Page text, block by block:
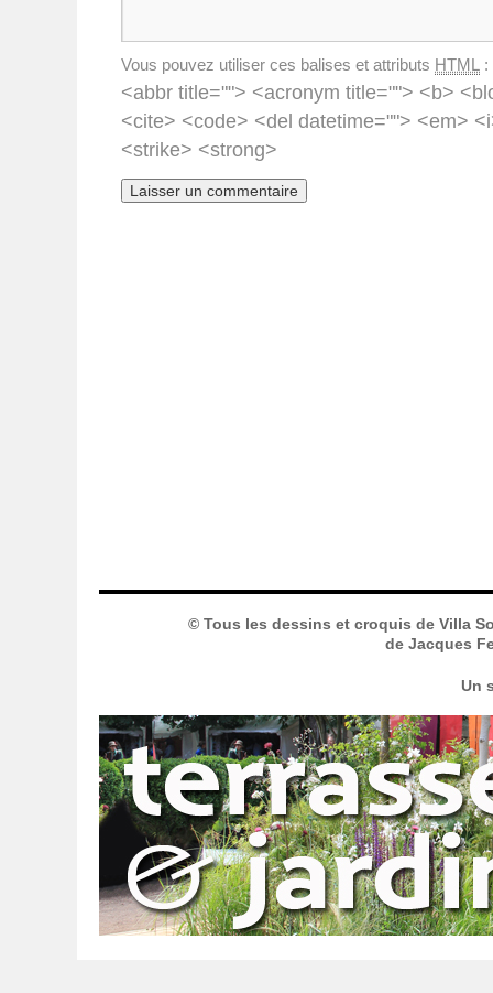
Vous pouvez utiliser ces balises et attributs HTML :
<abbr title=""> <acronym title=""> <b>
<cite> <code> <del datetime=""> <em>
<strike> <strong>
© Tous les dessins et croquis de Villa
de Jacques
Un